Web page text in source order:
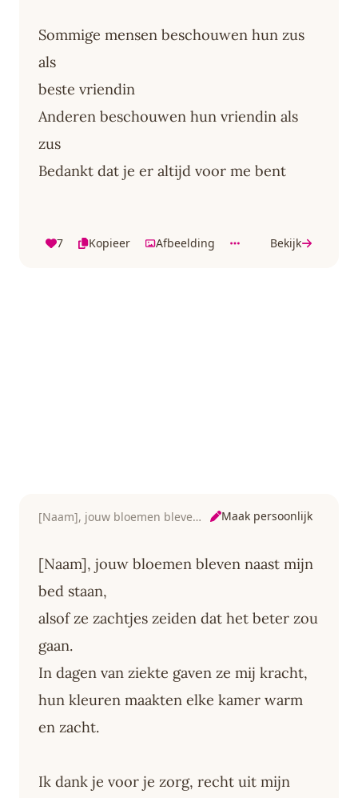
Sommige mensen beschouwen hun zus
als
beste vriendin
Anderen beschouwen hun vriendin als
zus
Bedankt dat je er altijd voor me bent
7 Kopieer Afbeelding Bekijk
[Naam], jouw bloemen bleven naast mijn bed staan Maak persoonlijk
[Naam], jouw bloemen bleven naast mijn
bed staan,
alsof ze zachtjes zeiden dat het beter zou
gaan.
In dagen van ziekte gaven ze mij kracht,
hun kleuren maakten elke kamer warm
en zacht.
Ik dank je voor je zorg, recht uit mijn